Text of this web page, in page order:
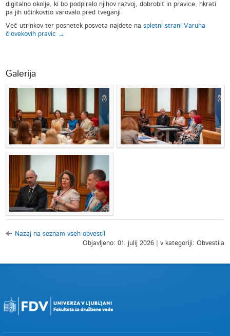
digitalno okolje, ki bo podpiralo njihov razvoj, dobrobit in pravice, hkrati
pa jih učinkovito varovalo pred tveganji
Več utrinkov ter posnetek posveta najdete naspletni strani Varuha
človekovih pravic →
Galerija
Nazaj na seznam vseh obvestil
Objavljeno: 01. julij 2026 | v kategoriji: Obvestila